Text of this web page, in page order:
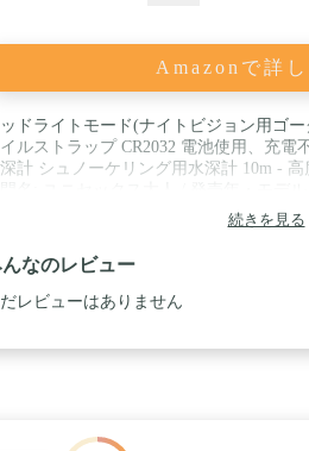
Amazonで詳し
ドライトモード(ナイトビジョン用ゴ
ルストラップ CR2032 電池使用、充電
計 シュノーケリング用水深計 10m -
続きを見る
なのレビュー
レビューはありません